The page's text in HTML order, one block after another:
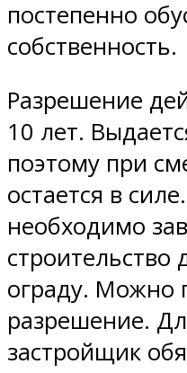
постепенно
собственность.
Разрешение
10 лет.
поэтому при
остается в
необходимо
строительство
ограду. Можно
разрешение.
застройщик